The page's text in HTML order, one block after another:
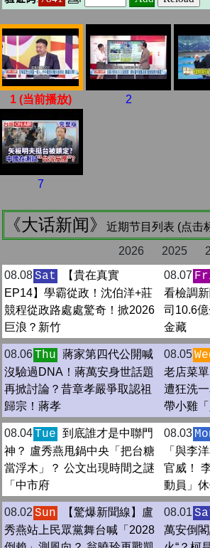
1 (当前播放) 2
7
《大话新闻》
近期节目列表 (点击
2026
2025
08.08Sat
【貴在真實
EP14】學霸從政！沈伯洋+莊
競程從政路處處驚奇！掀2026
巨浪？新竹
08.07
看檢調
司10.6
金藏
08.06Thu 蔣家第四代公開喊
沒驗過DNA！蔣萬安身世話題
再掀討論？昔章孝嚴爭取認祖
歸宗！蔣孝
08.05
老店菜
遭狂洗
帶小雞
08.04Tue 到底誰才是中聯門
神？ 盧秀燕甩鍋中央「把台糖
當浮木」？ 公文出現時間之謎
「中市府
08.03
「與李
官威！
動員」
08.02 Sun
【驚爆新聞線】盧
秀燕站上民眾黨舞台喊「2028
08.01
萬安倒